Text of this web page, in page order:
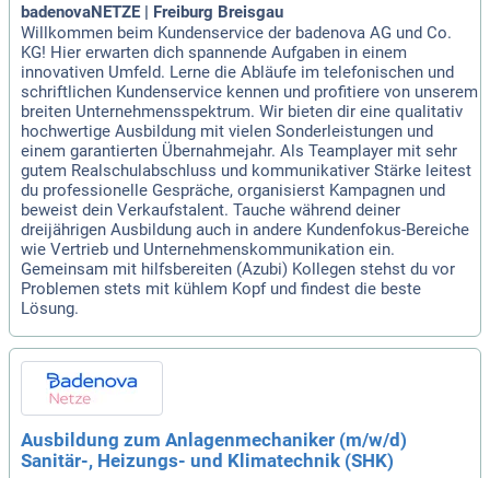
badenovaNETZE | Freiburg Breisgau
Willkommen beim Kundenservice der badenova AG und Co.
KG! Hier erwarten dich spannende Aufgaben in einem
innovativen Umfeld. Lerne die Abläufe im telefonischen und
schriftlichen Kundenservice kennen und profitiere von unserem
breiten Unternehmensspektrum. Wir bieten dir eine qualitativ
hochwertige Ausbildung mit vielen Sonderleistungen und
einem garantierten Übernahmejahr. Als Teamplayer mit sehr
gutem Realschulabschluss und kommunikativer Stärke leitest
du professionelle Gespräche, organisierst Kampagnen und
beweist dein Verkaufstalent. Tauche während deiner
dreijährigen Ausbildung auch in andere Kundenfokus-Bereiche
wie Vertrieb und Unternehmenskommunikation ein.
Gemeinsam mit hilfsbereiten (Azubi) Kollegen stehst du vor
Problemen stets mit kühlem Kopf und findest die beste
Lösung.
Ausbildung zum Anlagenmechaniker (m/w/d)
Sanitär-, Heizungs- und Klimatechnik (SHK)